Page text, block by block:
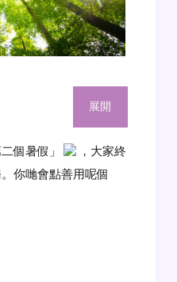
個暑假」
，大家終
你哋會點善用呢個
展開